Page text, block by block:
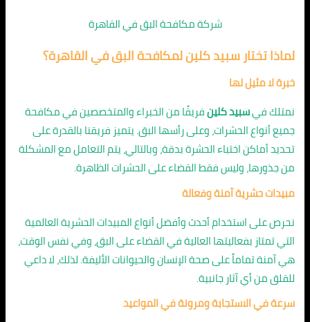
شركة مكافحة البق في القاهرة
لماذا تختار سبيد كلين لمكافحة البق في القاهرة؟
خبرة لا مثيل لها
نمتلك فيسبيد كلينفريقًا من الخبراء والمتخصصين في مكافحة
جميع أنواع الحشرات، وعلى رأسها البق. يتميز فريقنا بالقدرة على
تحديد أماكن اختباء الحشرة بدقة، وبالتالي، يتم التعامل مع المشكلة
من جذورها، وليس فقط القضاء على الحشرات الظاهرة.
مبيدات حشرية آمنة وفعالة
نحرص على استخدام أحدث وأفضل أنواع المبيدات الحشرية العالمية
التي تمتاز بفعاليتها العالية في القضاء على البق، وفي نفس الوقت،
هي آمنة تماماً على صحة الإنسان والحيوانات الأليفة. لذلك، لا داعي
للقلق من أي آثار جانبية.
سرعة في الاستجابة ومرونة في المواعيد